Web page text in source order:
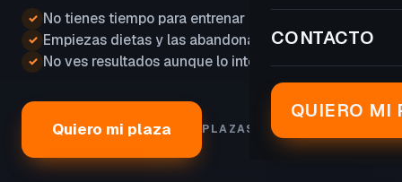
CONTACTO
QUIERO MI
✓ No tienes tiempo para entrenar
✓ Empiezas dietas y las abandonas
✓ No ves resultados aunque lo intentas
Quiero mi plaza PLAZAS LIMITADAS